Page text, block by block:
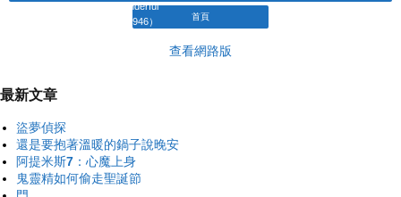
風雲人物（It's a Wonderful
Life．1946）
首頁
查看網路版
最新文章
盜夢偵探
還是要抱著溫暖的鍋子說晚安
阿提米斯7：心魔上身
鬼靈精如何偷走聖誕節